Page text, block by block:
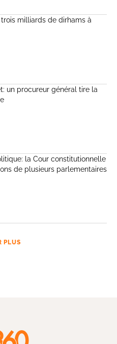
trois milliards de dirhams à
un procureur général tire la
la Cour constitutionnelle
de plusieurs parlementaires
PLUS